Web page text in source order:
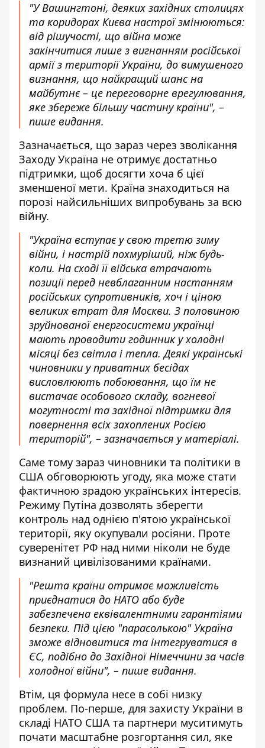
"У Вашингтоні, деяких західних столицях
та коридорах Києва настрої змінюються:
від рішучості, що війна може
закінчитися лише з вигнанням російської
армії з території України, до вимушеного
визнання, що найкращий шанс на
майбутнє – це переговорне врегулювання,
яке збереже більшу частину країни", –
пише видання.
Зазначається, що зараз через зволікання
Заходу Україна не отримує достатньо
підтримки, щоб досягти хоча б цієї
зменшеної мети. Країна знаходиться на
порозі найсильніших випробувань за всю
війну.
"Україна вступає у свою третю зиму
війни, і настрій похмуріший, ніж будь-
коли. На сході її війська втрачають
позиції перед невблаганним настанням
російських супротивників, хоч і ціною
великих втрат для Москви. З половиною
зруйнованої енергосистеми українці
мають проводити годинник у холодні
місяці без світла і тепла. Деякі українські
чиновники у приватних бесідах
висловлюють побоювання, що їм не
вистачає особового складу, вогневої
могутності та західної підтримки для
повернення всіх захоплених Росією
територій", – зазначається у матеріалі.
Саме тому зараз чиновники та політики в
США обговорюють угоду, яка може стати
фактичною зрадою українських інтересів.
Режиму Путіна дозволять зберегти
контроль над однією п'ятою української
території, яку окупували росіяни. Проте
суверенітет РФ над ними ніколи не буде
визнаний цивілізованими країнами.
"Решта країни отримає можливість
приєднатися до НАТО або буде
забезпечена еквівалентними гарантіями
безпеки. Під цією "парасолькою" Україна
зможе відновитися та інтегруватися в
ЄС, подібно до Західної Німеччини за часів
холодної війни", – пише видання.
Втім, ця формула несе в собі низку
проблем. По-перше, для захисту України в
складі НАТО США та партнери муситимуть
почати масштабне розгортання сил, яке